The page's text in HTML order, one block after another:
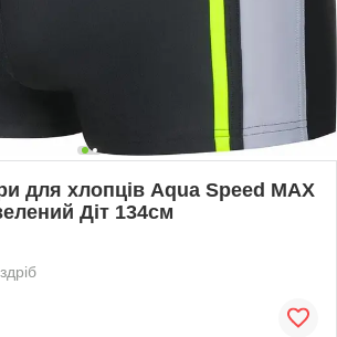
для хлопців Aqua Speed MAX
Діт 134см